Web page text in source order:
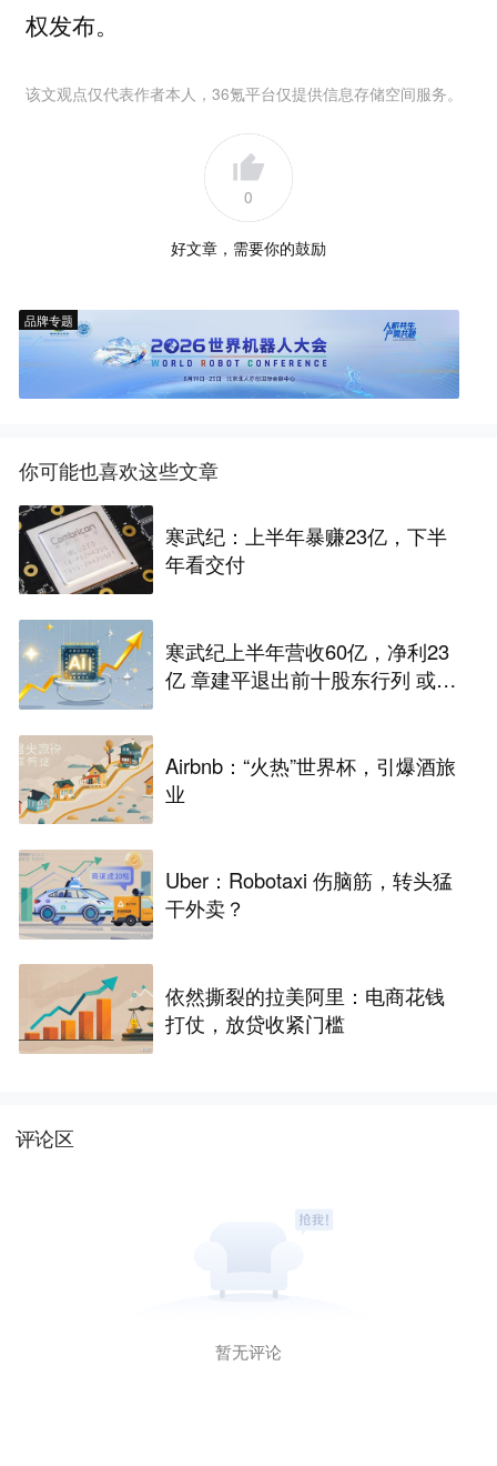
权发布。
该文观点仅代表作者本人，36氪平台仅提供信息存储空间服务。
0
好文章，需要你的鼓励
品牌专题
你可能也喜欢这些文章
寒武纪：上半年暴赚23亿，下半
年看交付
寒武纪上半年营收60亿，净利23
亿 章建平退出前十股东行列 或套
Airbnb：“火热”世界杯，引爆酒旅
业
Uber：Robotaxi 伤脑筋，转头猛
干外卖？
依然撕裂的拉美阿里：电商花钱
打仗，放贷收紧门槛
评论区
暂无评论